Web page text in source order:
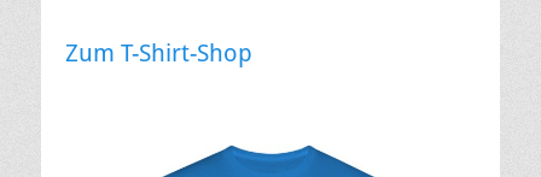
Zum T-Shirt-Shop